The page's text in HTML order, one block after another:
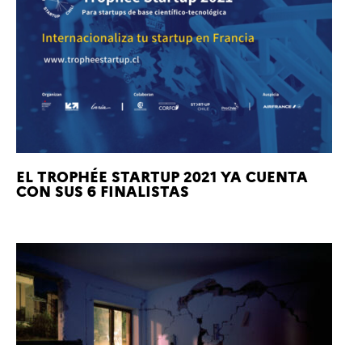
EL TROPHÉE STARTUP 2021 YA CUENTA
CON SUS 6 FINALISTAS